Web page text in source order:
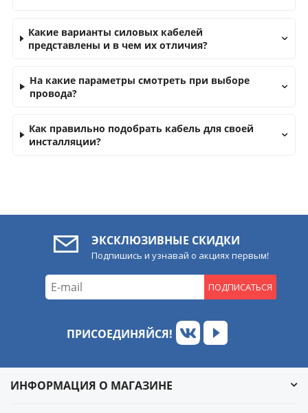
Какие варианты силовых кабелей
представлены и в чем их отличия?
На какие параметры смотреть при выборе
провода?
Как правильно подобрать кабель для своей
инсталляции?
ЭКСКЛЮЗИВНЫЕ СКИДКИ
Подпишись и узнавай о акциях первым!
ПОДПИСАТЬСЯ
ПРИСОЕДИНЯЙСЯ!
ИНФОРМАЦИЯ О МАГАЗИНЕ